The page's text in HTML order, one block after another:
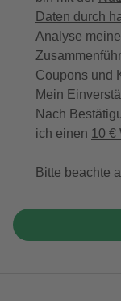
Daten durch
Analyse
Coupons und
Mein
Nach
ich einen 10 €
Bitte beachte